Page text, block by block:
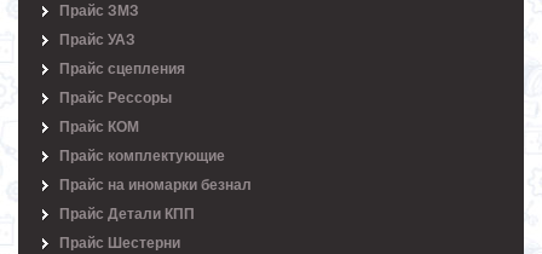
Прайс ЗМЗ
Прайс УАЗ
Прайс сцепления
Прайс Рессоры
Прайс КОМ
Прайс комплектующие
Прайс на иномарки безнал
Прайс Детали КПП
Прайс Шестерни